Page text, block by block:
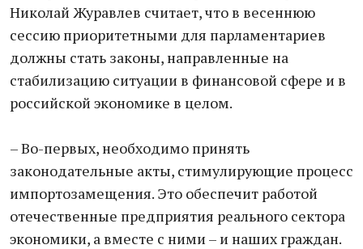
Николай Журавлев считает, что в весеннюю
сессию приоритетными для парламентариев
должны стать законы, направленные на
стабилизацию ситуации в финансовой сфере и в
российской экономике в целом.
– Во-первых, необходимо принять
законодательные акты, стимулирующие процесс
импортозамещения. Это обеспечит работой
отечественные предприятия реального сектора
экономики, а вместе с ними – и наших граждан.